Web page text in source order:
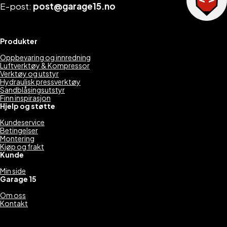
E-post: post@garage15.no
Produkter
Oppbevaring og innredning
Luftverktøy & Kompressor
Verktøy og utstyr
Hydraulisk pressverktøy
Sandblåsingsutstyr
Finn inspirasjon
Hjelp og støtte
Kundeservice
Betingelser
Montering
Kjøp og frakt
Kunde
Min side
Garage 15
Om oss
Kontakt